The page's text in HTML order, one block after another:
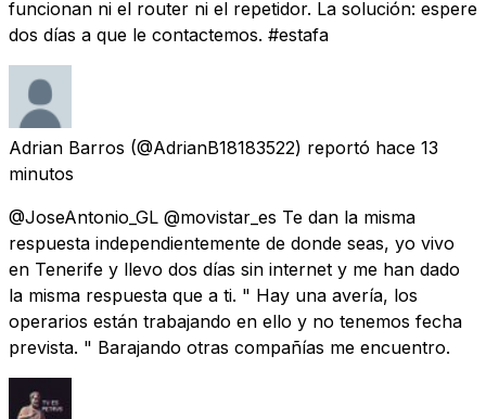
funcionan ni el router ni el repetidor. La solución: espere
dos días a que le contactemos. #estafa
Adrian Barros (@AdrianB18183522) reportó hace 13
minutos
@JoseAntonio_GL @movistar_es Te dan la misma
respuesta independientemente de donde seas, yo vivo
en Tenerife y llevo dos días sin internet y me han dado
la misma respuesta que a ti. " Hay una avería, los
operarios están trabajando en ello y no tenemos fecha
prevista. " Barajando otras compañías me encuentro.